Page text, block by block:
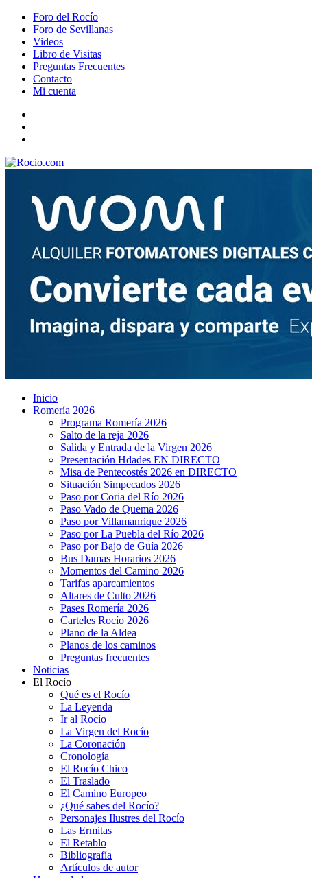
Foro del Rocío
Foro de Sevillanas
Videos
Libro de Visitas
Preguntas Frecuentes
Contacto
Mi cuenta
Inicio
Romería 2026
Programa Romería 2026
Salto de la reja 2026
Salida y Entrada de la Virgen 2026
Presentación Hdades EN DIRECTO
Misa de Pentecostés 2026 en DIRECTO
Situación Simpecados 2026
Paso por Coria del Río 2026
Paso Vado de Quema 2026
Paso por Villamanrique 2026
Paso por La Puebla del Río 2026
Paso por Bajo de Guía 2026
Bus Damas Horarios 2026
Momentos del Camino 2026
Tarifas aparcamientos
Altares de Culto 2026
Pases Romería 2026
Carteles Rocío 2026
Plano de la Aldea
Planos de los caminos
Preguntas frecuentes
Noticias
El Rocío
Qué es el Rocío
La Leyenda
Ir al Rocío
La Virgen del Rocío
La Coronación
Cronología
El Rocío Chico
El Traslado
El Camino Europeo
¿Qué sabes del Rocío?
Personajes Ilustres del Rocío
Las Ermitas
El Retablo
Bibliografía
Artículos de autor